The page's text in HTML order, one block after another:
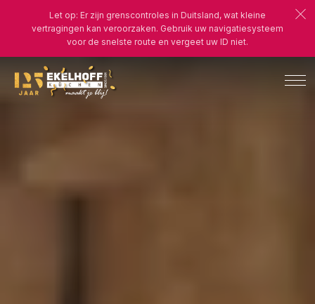
Let op: Er zijn grenscontroles in Duitsland, wat kleine
vertragingen kan veroorzaken. Gebruik uw navigatiesysteem
voor de snelste route en vergeet uw ID niet.